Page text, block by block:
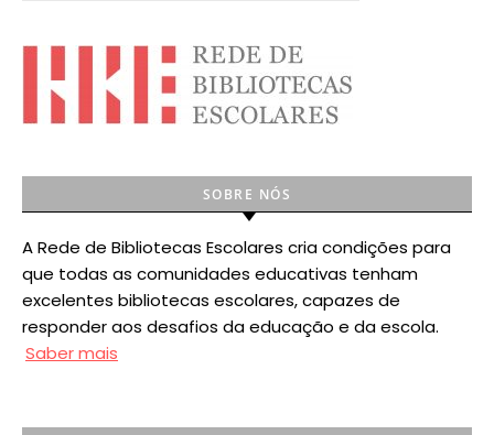
SOBRE NÓS
A Rede de Bibliotecas Escolares cria condições para
que todas as comunidades educativas tenham
excelentes bibliotecas escolares, capazes de
responder aos desafios da educação e da escola.
Saber mais